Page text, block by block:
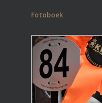
Fotoboek